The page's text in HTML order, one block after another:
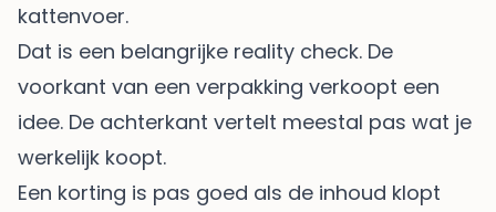
kattenvoer.
Dat is een belangrijke reality check. De
voorkant van een verpakking verkoopt een
idee. De achterkant vertelt meestal pas wat je
werkelijk koopt.
Een korting is pas goed als de inhoud klopt